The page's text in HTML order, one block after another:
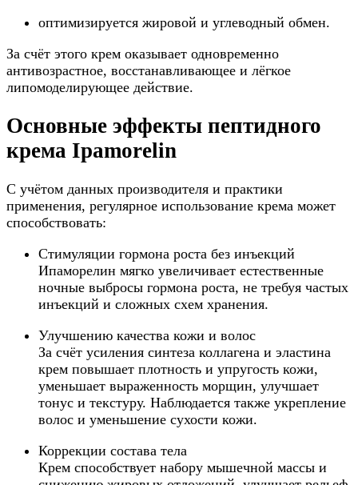
оптимизируется жировой и углеводный обмен.
За счёт этого крем оказывает одновременно
антивозрастное, восстанавливающее и лёгкое
липомоделирующее действие.
Основные эффекты пептидного
крема Ipamorelin
С учётом данных производителя и практики
применения, регулярное использование крема может
способствовать:
Стимуляции гормона роста без инъекций
Ипаморелин мягко увеличивает естественные
ночные выбросы гормона роста, не требуя частых
инъекций и сложных схем хранения.
Улучшению качества кожи и волос
За счёт усиления синтеза коллагена и эластина
крем повышает плотность и упругость кожи,
уменьшает выраженность морщин, улучшает
тонус и текстуру. Наблюдается также укрепление
волос и уменьшение сухости кожи.
Коррекции состава тела
Крем способствует набору мышечной массы и